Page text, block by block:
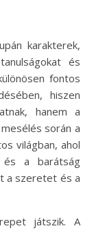
és
fontos
hiszen
hanem a
során a
világban, ahol
a barátság
a szeretet és a
játszik. A